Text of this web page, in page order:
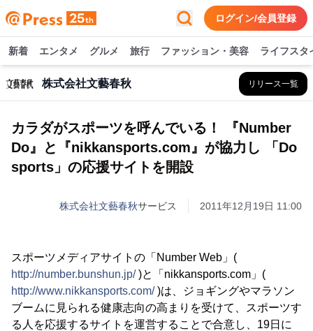
ログイン/会員登録
新着 エンタメ グルメ 旅行 ファッション・美容 ライフスタ
株式会社文藝春秋 リリース一覧
カラダがスポーツを呼んでいる！ 『Number
Do』と『nikkansports.com』が協力し 「Do
sports」の応援サイトを開設
株式会社文藝春秋サービス 2011年12月19日 11:00
スポーツメディアサイトの「Number Web」(
http://number.bunshun.jp/)と「nikkansports.com」(
http://www.nikkansports.com/)は、ジョギングやマラソン
ブームに見られる健康志向の高まりを受けて、スポーツす
る人を応援するサイトを運営することで合意し、19日に